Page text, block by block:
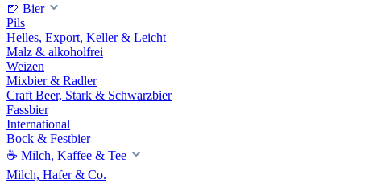
🍺 Bier
Pils
Helles, Export, Keller & Leicht
Malz & alkoholfrei
Weizen
Mixbier & Radler
Craft Beer, Stark & Schwarzbier
Fassbier
International
Bock & Festbier
☕ Milch, Kaffee & Tee
Milch, Hafer & Co.